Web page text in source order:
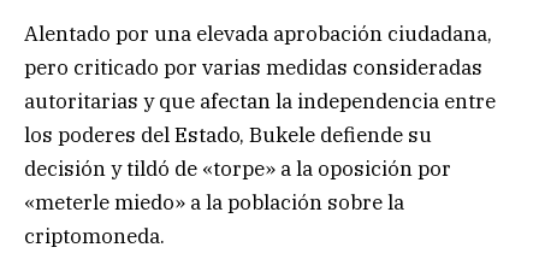
Alentado por una elevada aprobación ciudadana,
pero criticado por varias medidas consideradas
autoritarias y que afectan la independencia entre
los poderes del Estado, Bukele defiende su
decisión y tildó de «torpe» a la oposición por
«meterle miedo» a la población sobre la
criptomoneda.